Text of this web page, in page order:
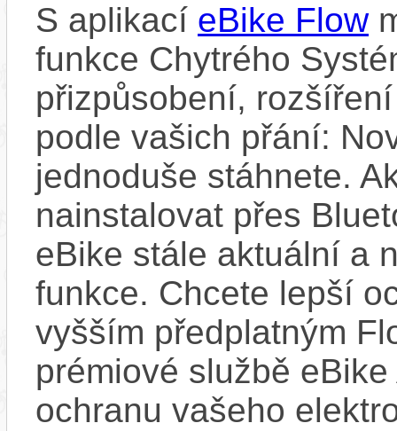
S aplikací eBike Flow
funkce Chytrého
přizpůsobení,
podle vašich přání:
jednoduše stáhnete.
nainstalovat přes
eBike stále aktuální a
funkce. Chcete lepší
vyšším předplatným
prémiové službě
ochranu vašeho